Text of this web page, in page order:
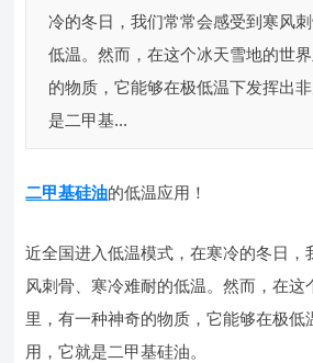
冷的冬日，我们常常会感受到寒风
低温。然而，在这个冰天雪地的世
的物质，它能够在极低温下发挥出
是二甲基...
二甲基硅油的低温应用！
近全国进入低温模式，在寒冷的冬日，
风刺骨、寒冷难耐的低温。然而，在这
里，有一种神奇的物质，它能够在极低
用，它就是二甲基硅油。